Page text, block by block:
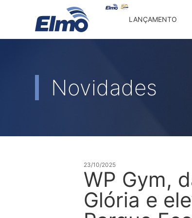
LANÇAMENTO
Novidades
23/10/2025
WP Gym,
Glória e